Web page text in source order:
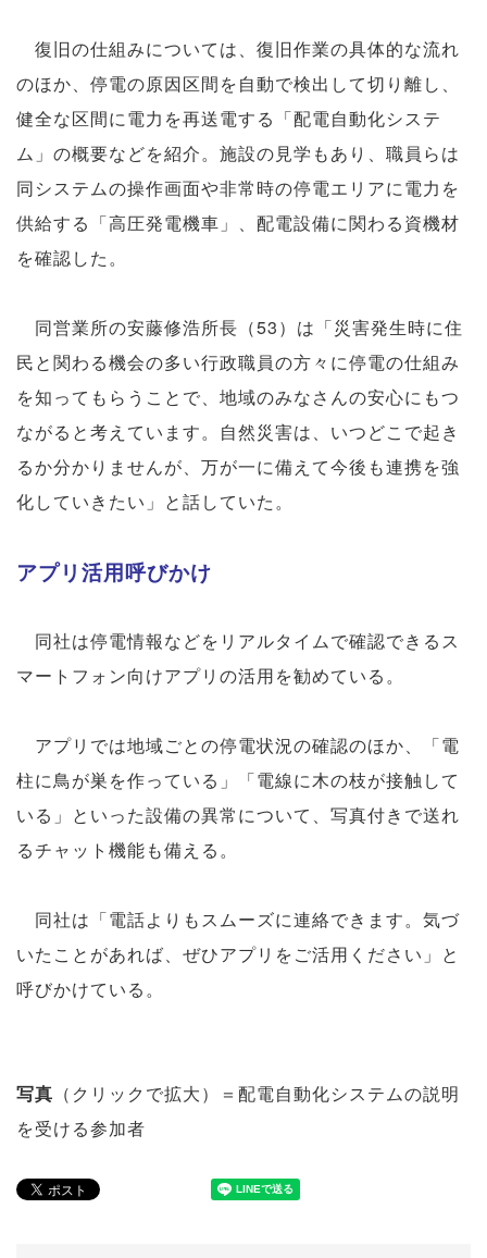
復旧の仕組みについては、復旧作業の具体的な流れ
のほか、停電の原因区間を自動で検出して切り離し、
健全な区間に電力を再送電する「配電自動化システ
ム」の概要などを紹介。施設の見学もあり、職員らは
同システムの操作画面や非常時の停電エリアに電力を
供給する「高圧発電機車」、配電設備に関わる資機材
を確認した。
同営業所の安藤修浩所長（53）は「災害発生時に住
民と関わる機会の多い行政職員の方々に停電の仕組み
を知ってもらうことで、地域のみなさんの安心にもつ
ながると考えています。自然災害は、いつどこで起き
るか分かりませんが、万が一に備えて今後も連携を強
化していきたい」と話していた。
アプリ活用呼びかけ
同社は停電情報などをリアルタイムで確認できるス
マートフォン向けアプリの活用を勧めている。
アプリでは地域ごとの停電状況の確認のほか、「電
柱に鳥が巣を作っている」「電線に木の枝が接触して
いる」といった設備の異常について、写真付きで送れ
るチャット機能も備える。
同社は「電話よりもスムーズに連絡できます。気づ
いたことがあれば、ぜひアプリをご活用ください」と
呼びかけている。
写真 （クリックで拡大）＝配電自動化システムの説明
を受ける参加者